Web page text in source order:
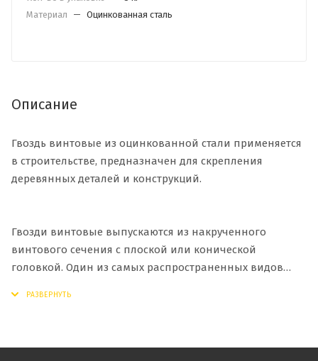
Материал
— Оцинкованная сталь
Описание
Гвоздь винтовые из оцинкованной стали применяется
в строительстве, предназначен для скрепления
деревянных деталей и конструкций.
Гвозди винтовые выпускаются из накрученного
винтового сечения с плоской или конической
головкой. Один из самых распространенных видов